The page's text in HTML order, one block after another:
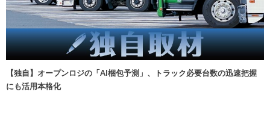
【独自】オープンロジの「AI梱包予測」、トラック必要台数の迅速把握
にも活用本格化